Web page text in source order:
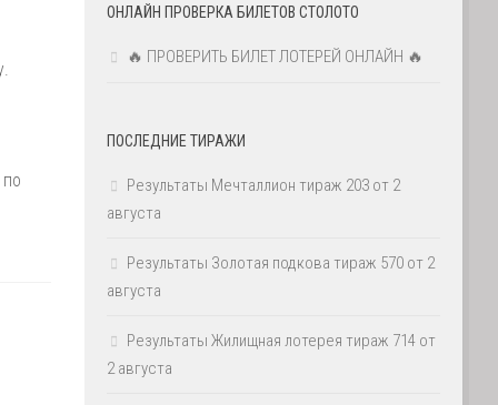
ОНЛАЙН ПРОВЕРКА БИЛЕТОВ СТОЛОТО
🔥 ПРОВЕРИТЬ БИЛЕТ ЛОТЕРЕЙ ОНЛАЙН 🔥
ПОСЛЕДНИЕ ТИРАЖИ
Результаты Мечталлион тираж 203 от 2
августа
Результаты Золотая подкова тираж 570 от 2
августа
Результаты Жилищная лотерея тираж 714 от
2 августа